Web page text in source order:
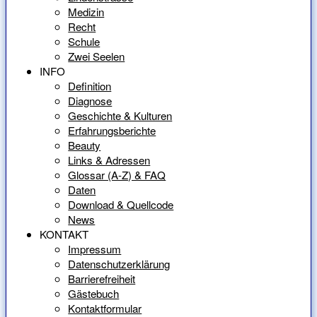
Medizin
Recht
Schule
Zwei Seelen
INFO
Definition
Diagnose
Geschichte & Kulturen
Erfahrungsberichte
Beauty
Links & Adressen
Glossar (A-Z) & FAQ
Daten
Download & Quellcode
News
KONTAKT
Impressum
Datenschutzerklärung
Barrierefreiheit
Gästebuch
Kontaktformular